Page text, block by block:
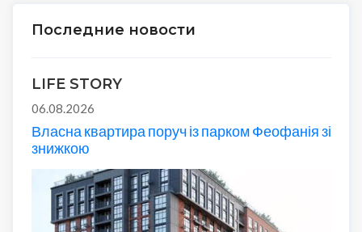
Последние новости
LIFE STORY
06.08.2026
Власна квартира поруч із парком Феофанія зі
знижкою